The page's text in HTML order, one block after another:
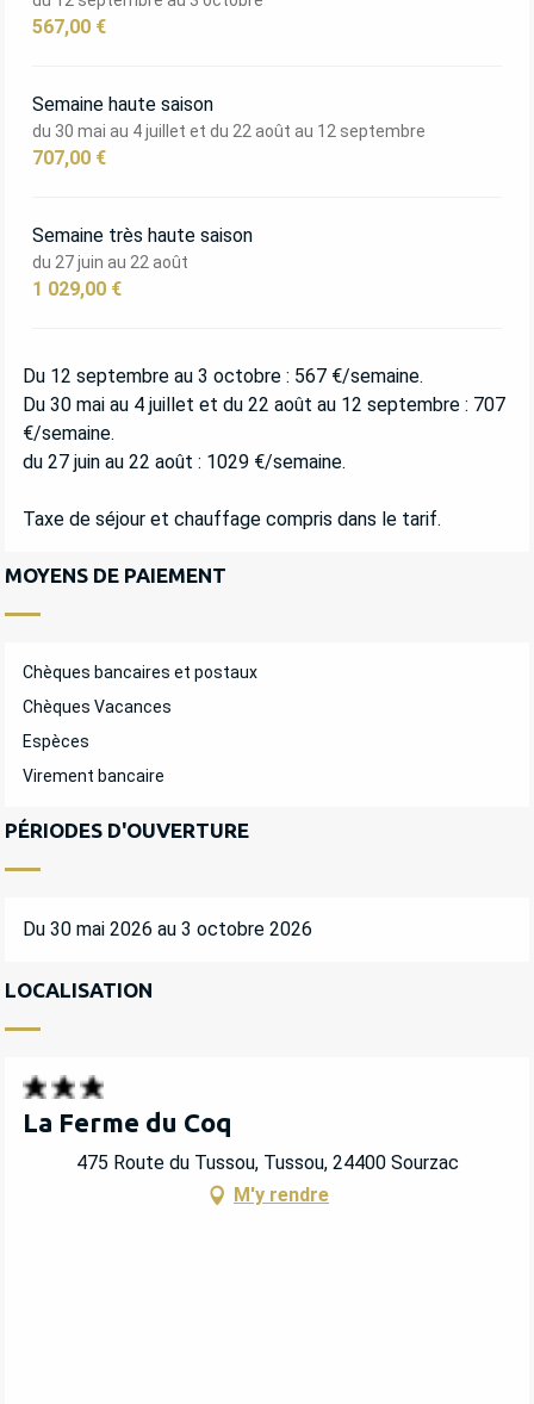
567,00 €
Semaine haute saison
du 30 mai au 4 juillet et du 22 août au 12 septembre
707,00 €
Semaine très haute saison
du 27 juin au 22 août
1 029,00 €
Du 12 septembre au 3 octobre : 567 €/semaine.
Du 30 mai au 4 juillet et du 22 août au 12 septembre : 707
€/semaine.
du 27 juin au 22 août : 1029 €/semaine.
Taxe de séjour et chauffage compris dans le tarif.
MOYENS DE PAIEMENT
Chèques bancaires et postaux
Chèques Vacances
Espèces
Virement bancaire
PÉRIODES D'OUVERTURE
Du 30 mai 2026 au 3 octobre 2026
LOCALISATION
La Ferme du Coq
475 Route du Tussou, Tussou, 24400 Sourzac
M'y rendre